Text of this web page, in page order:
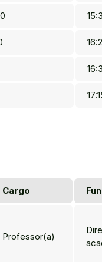
Cargo
Professor(a)